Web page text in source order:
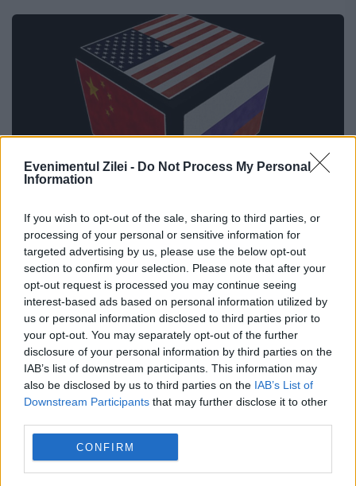
Evenimentul Zilei - Do Not Process My Personal
Information
If you wish to opt-out of the sale, sharing to third parties, or
processing of your personal or sensitive information for
targeted advertising by us, please use the below opt-out
section to confirm your selection. Please note that after your
opt-out request is processed you may continue seeing
interest-based ads based on personal information utilized by
us or personal information disclosed to third parties prior to
your opt-out. You may separately opt-out of the further
disclosure of your personal information by third parties on the
IAB’s list of downstream participants. This information may
also be disclosed by us to third parties on the IAB’s List of
Downstream Participants that may further disclose it to other
CONFIRM
O nouă ordine mondială! Efectele care
schimbă fața omenirii, toată lumea va
fi afectată
31 MARTIE 2022
O nouă ordine mondială este pe cale să se
nască din ruinele războiului din Ucraina.
Aceasta va opune două blocuri economico-
militare, unul format din statele occidentale
și coordonat de Statele...